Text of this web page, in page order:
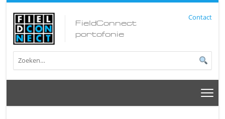
FieldConnect
portofonie
Contact